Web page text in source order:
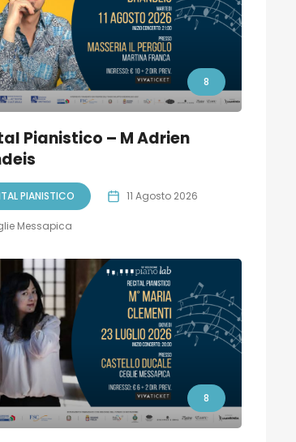
8
Pianistico – M Adrien
PIANISTICO 11 Agosto 2026
Messapica
8